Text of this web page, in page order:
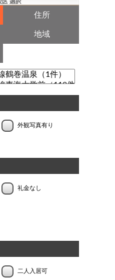
住所
地域
外観写真有り
礼金なし
二人入居可